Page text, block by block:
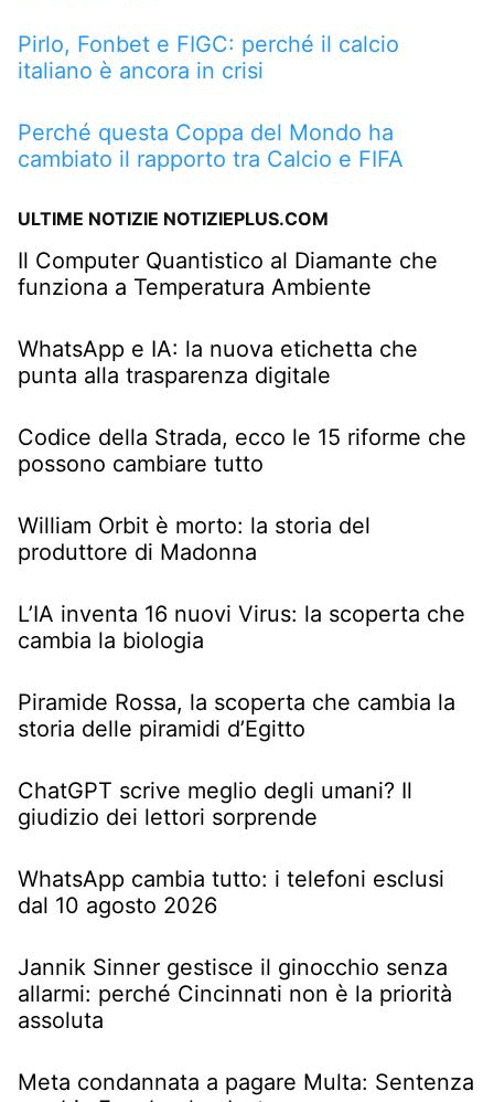
Pirlo, Fonbet e FIGC: perché il calcio
italiano è ancora in crisi
Perché questa Coppa del Mondo ha
cambiato il rapporto tra Calcio e FIFA
ULTIME NOTIZIE NOTIZIEPLUS.COM
Il Computer Quantistico al Diamante che
funziona a Temperatura Ambiente
WhatsApp e IA: la nuova etichetta che
punta alla trasparenza digitale
Codice della Strada, ecco le 15 riforme che
possono cambiare tutto
William Orbit è morto: la storia del
produttore di Madonna
L’IA inventa 16 nuovi Virus: la scoperta che
cambia la biologia
Piramide Rossa, la scoperta che cambia la
storia delle piramidi d’Egitto
ChatGPT scrive meglio degli umani? Il
giudizio dei lettori sorprende
WhatsApp cambia tutto: i telefoni esclusi
dal 10 agosto 2026
Jannik Sinner gestisce il ginocchio senza
allarmi: perché Cincinnati non è la priorità
assoluta
Meta condannata a pagare Multa: Sentenza